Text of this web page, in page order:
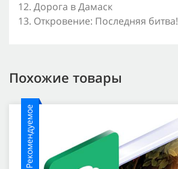
12. Дорога в Дамаск
13. Откровение: Последняя битва!
Похожие товары
Рекомендуемое